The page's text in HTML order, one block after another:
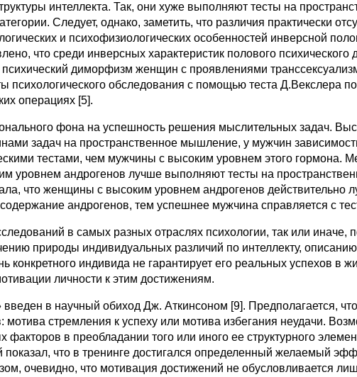
интеллекта. Так, они хуже выполняют тесты на
Следует, однако, заметить, что различия практически
и психофизиологических особенностей инверсной
что среди инверсных характеристик полового
диморфизм женщин с проявлениями
психологического обследования с помощью теста Д.Векслера
операциях [5].
фона на успешность решения мыслительных задач.
задач на пространственное мышление, у мужчин
тестами, чем мужчины с высоким уровнем этого гормона.
уровнем андрогенов лучше выполняют тесты на
что женщины с высоким уровнем андрогенов
андрогенов, тем успешнее мужчина справляется с
в самых разных отраслях психологии, так или
природы индивидуальных различий по интеллекту,
конкретного индивида не гарантирует его реальных успехов в
личности к этим достижениям.
в научный обиход Дж. Аткинсоном [9]. Предполагается,
стремления к успеху или мотива избегания неудачи.
факторов в преобладании того или иного ее структурного
что в тренинге достигался определенный желаемый
очевидно, что мотивация достижений не обусловливается